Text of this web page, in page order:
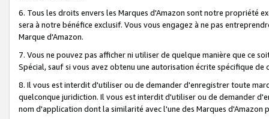
6. Tous les droits envers les Marques d'Amazon sont notre propriété
sera à notre bénéfice exclusif. Vous vous engagez à ne pas
Marque d'Amazon.
7. Vous ne pouvez pas afficher ni utiliser de quelque manière que ce
Spécial, sauf si vous avez obtenu une autorisation écrite spécifique de
8. Il vous est interdit d'utiliser ou de demander d'enregistrer toute
quelconque juridiction. Il vous est interdit d'utiliser ou de demander
nom d'application dont la similarité avec l'une des Marques